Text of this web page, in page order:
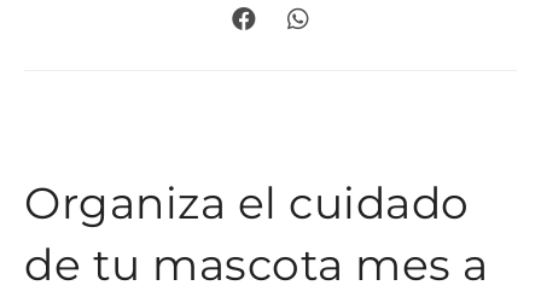
Organiza el cuidado
de tu mascota mes a